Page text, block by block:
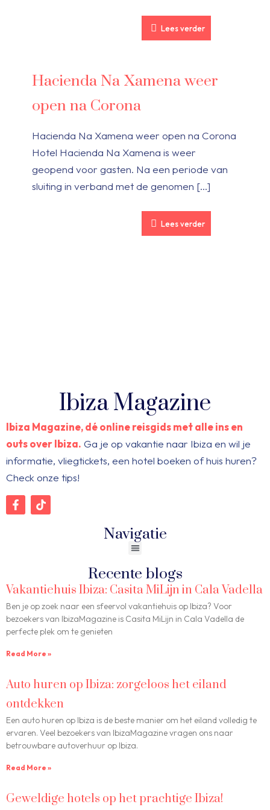
Lees verder
Hacienda Na Xamena weer
open na Corona
Hacienda Na Xamena weer open na Corona
Hotel Hacienda Na Xamena is weer
geopend voor gasten. Na een periode van
sluiting in verband met de genomen […]
Lees verder
Ibiza Magazine
Ibiza Magazine, dé online reisgids met alle ins en
outs over Ibiza. Ga je op vakantie naar Ibiza en wil je
informatie, vliegtickets, een hotel boeken of huis huren?
Check onze tips!
Navigatie
Recente blogs
Vakantiehuis Ibiza: Casita MiLijn in Cala Vadella
Ben je op zoek naar een sfeervol vakantiehuis op Ibiza? Voor
bezoekers van IbizaMagazine is Casita MiLijn in Cala Vadella de
perfecte plek om te genieten
Read More »
Auto huren op Ibiza: zorgeloos het eiland
ontdekken
Een auto huren op Ibiza is de beste manier om het eiland volledig te
ervaren. Veel bezoekers van IbizaMagazine vragen ons naar
betrouwbare autoverhuur op Ibiza.
Read More »
Geweldige hotels op het prachtige Ibiza!